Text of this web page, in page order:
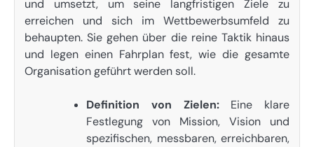
und umsetzt, um seine langfristigen Ziele zu
erreichen und sich im Wettbewerbsumfeld zu
behaupten. Sie gehen über die reine Taktik hinaus
und legen einen Fahrplan fest, wie die gesamte
Organisation geführt werden soll.
Definition von Zielen:Eine klare
Festlegung von Mission, Vision und
spezifischen, messbaren, erreichbaren,